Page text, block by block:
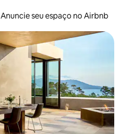
Anuncie seu espaço no Airbnb